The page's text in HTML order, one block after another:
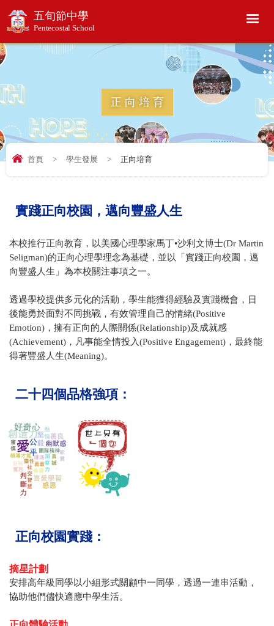
五旬節中學
Pentecostal School
正向培育
首頁 > 學生發展 > 正向培育
實踐正向校園，邁向豐盛人生
本校推行正向教育，以美國心理學家馬丁•沙利文博士(Dr Martin
Seligman)的正向心理學理念為基礎，並以「實踐正向校園，邁
向豐盛人生」為本校關注事項之一。
透過學校提供多元化的活動，學生能獲得經驗及實踐機會，日
後能勇於面對不同挑戰，有效管理自己的情緒(Positive
Emotion)，擁有正向的人際關係(Relationship)及成就感
(Achievement)，凡事能全情投入(Positive Engagement)，最終能
得著豐盛人生(Meaning)。
二十四個品格強項：
正向校園實踐：
摘星計劃
安排高年級同學以小組形式關顧中一同學，透過一連串活動，
協助他們儘快適應中學生活。